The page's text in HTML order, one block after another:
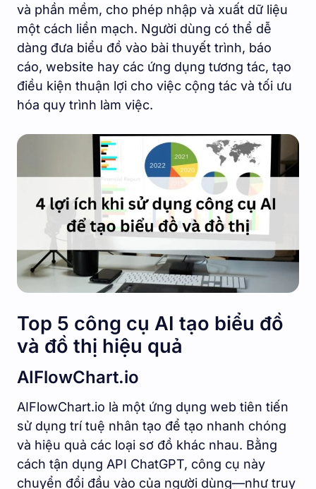
và phần mềm, cho phép nhập và xuất dữ liệu
một cách liền mạch. Người dùng có thể dễ
dàng đưa biểu đồ vào bài thuyết trình, báo
cáo, website hay các ứng dụng tương tác, tạo
điều kiện thuận lợi cho việc cộng tác và tối ưu
hóa quy trình làm việc.
Top 5 công cụ AI tạo biểu đồ
và đồ thị hiệu quả
AIFlowChart.io
AIFlowChart.io là một ứng dụng web tiên tiến
sử dụng trí tuệ nhân tạo để tạo nhanh chóng
và hiệu quả các loại sơ đồ khác nhau. Bằng
cách tận dụng API ChatGPT, công cụ này
chuyển đổi đầu vào của người dùng—như truy